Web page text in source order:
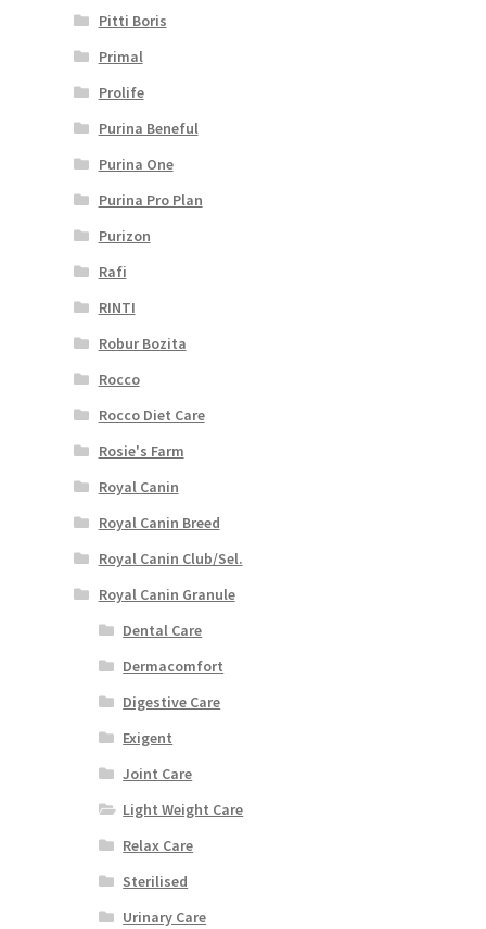
Pitti Boris
Primal
Prolife
Purina Beneful
Purina One
Purina Pro Plan
Purizon
Rafi
RINTI
Robur Bozita
Rocco
Rocco Diet Care
Rosie's Farm
Royal Canin
Royal Canin Breed
Royal Canin Club/Sel.
Royal Canin Granule
Dental Care
Dermacomfort
Digestive Care
Exigent
Joint Care
Light Weight Care
Relax Care
Sterilised
Urinary Care